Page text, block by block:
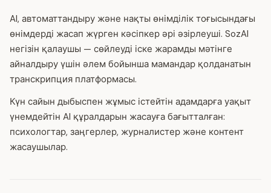
AI, автоматтандыру және нақты өнімділік тоғысындағы
өнімдерді жасап жүрген кәсіпкер әрі әзірлеуші. SozAI
негізін қалаушы — сөйлеуді іске жарамды мәтінге
айналдыру үшін әлем бойынша мамандар қолданатын
транскрипция платформасы.
Күн сайын дыбыспен жұмыс істейтін адамдарға уақыт
үнемдейтін AI құралдарын жасауға бағытталған:
психологтар, заңгерлер, журналистер және контент
жасаушылар.